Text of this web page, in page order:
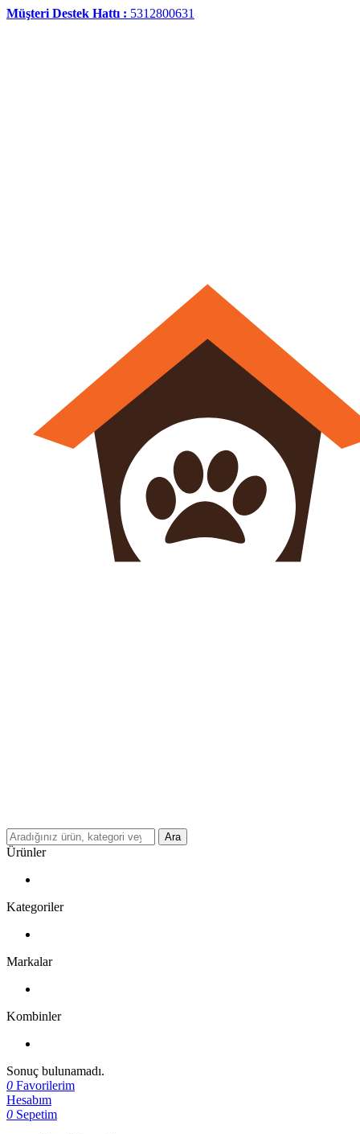
Müşteri Destek Hattı : 5312800631
Ara
Ürünler
Kategoriler
Markalar
Kombinler
Sonuç bulunamadı.
0 Favorilerim
Hesabım
0 Sepetim